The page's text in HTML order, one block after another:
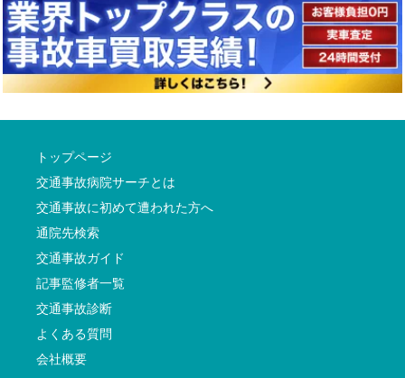
トップページ
交通事故病院サーチとは
交通事故に初めて遭われた方へ
通院先検索
交通事故ガイド
記事監修者一覧
交通事故診断
よくある質問
会社概要